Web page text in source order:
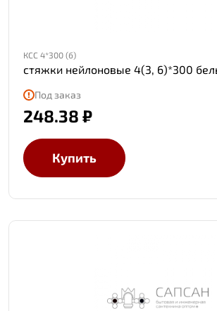
КСС 4*300 (б)
стяжки нейлоновые 4(3, 6)*300
Под заказ
248.38 ₽
Купить